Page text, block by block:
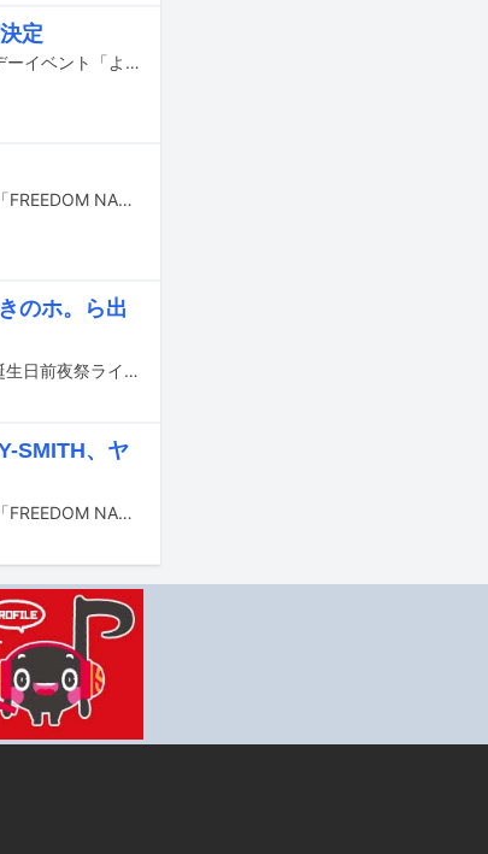
定
6月18日に東京・下北沢SHELTERで開催される、よしむらーめんこと義村店長のバースデーイベント「よしむらーめん生誕祭2024」にサバシスターが出演することが決定した。
5月18、19日に愛知・名古屋大高緑地 特設ステージで開催されるロックフェスティバル「FREEDOM NAGOYA 2024 -15th Anniversary-」のタイムテーブルが公開された。
のホ。ら出
6月17日に東京・下北沢SHELTERで、同ライブハウスのよしむらーめんこと義村店長の誕生日前夜祭ライブ「“よしむらーめん生誕前夜祭” ～41歳へのカウントダウン～」が開催されることが決定した。
SMITH、ヤ
5月18、19日に愛知・名古屋大高緑地 特設ステージで開催されるロックフェスティバル「FREEDOM NAGOYA 2024 -15th Anniversary-」の最終出演アーティストが発表された。